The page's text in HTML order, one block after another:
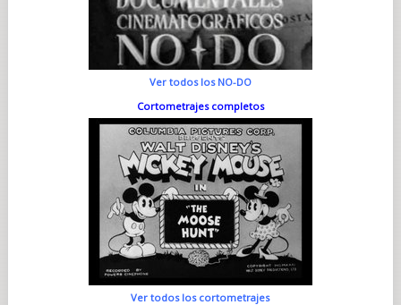
Ver todos los NO-DO
Cortometrajes completos
Ver todos los cortometrajes